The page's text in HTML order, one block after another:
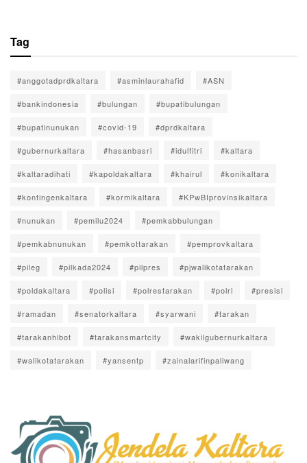
Tag
#anggotadprdkaltara #asminlaurahafid #ASN
#bankindonesia #bulungan #bupatibulungan
#bupatinunukan #covid-19 #dprdkaltara
#gubernurkaltara #hasanbasri #idulfitri #kaltara
#kaltaradihati #kapoldakaltara #khairul #konikaltara
#kontingenkaltara #kormikaltara #KPwBIprovinsikaltara
#nunukan #pemilu2024 #pemkabbulungan
#pemkabnunukan #pemkottarakan #pemprovkaltara
#pileg #pilkada2024 #pilpres #pjwalikotatarakan
#poldakaltara #polisi #polrestarakan #polri #presisi
#ramadan #senatorkaltara #syarwani #tarakan
#tarakanhibot #tarakansmartcity #wakilgubernurkaltara
#walikotatarakan #yansentp #zainalarifinpaliwang